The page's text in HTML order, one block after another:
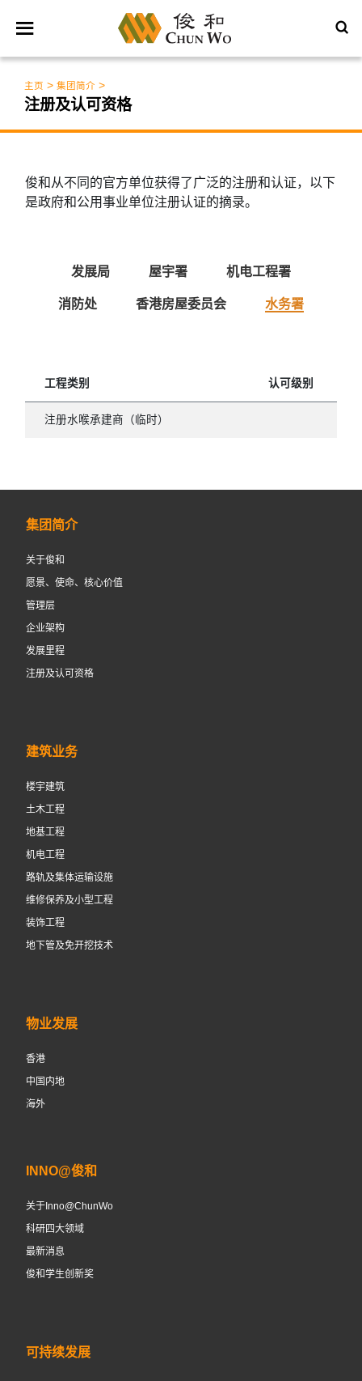
主页 > 集团简介 >
注册及认可资格
俊和从不同的官方单位获得了广泛的注册和认证，以下
是政府和公用事业单位注册认证的摘录。
发展局 屋宇署 机电工程署
消防处 香港房屋委员会 水务署
工程类别 认可级别
注册水喉承建商（临时）
集团简介
关于俊和
愿景、使命、核心价值
管理层
企业架构
发展里程
注册及认可资格
建筑业务
楼宇建筑
土木工程
地基工程
机电工程
路轨及集体运输设施
维修保养及小型工程
装饰工程
地下管及免开挖技术
物业发展
香港
中国内地
海外
INNO@俊和
关于Inno@ChunWo
科研四大领域
最新消息
俊和学生创新奖
可持续发展